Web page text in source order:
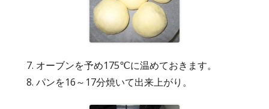
オーブンを予め175℃に温めておきます。
パンを16～17分焼いて出来上がり。